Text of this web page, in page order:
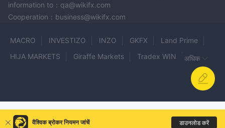
information to：qa@wikifx.com
Cooperation：business@wikifx.com
MACRO INVESTIZO INZO GKFX
Land Prime
HIJA MARKETS
Giraffe Markets
Tradex WIN
RongViet Securities
GULF BROKERS
HONGKONG
DIAMOND TRADE
DBFS
अधिक
वैश्विक ब्रोकर नियमन जांचें डाउनलोड करें